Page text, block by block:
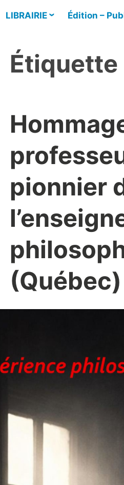
LIBRAIRIE Édition –
Étiquette
pionnier
(Québec)